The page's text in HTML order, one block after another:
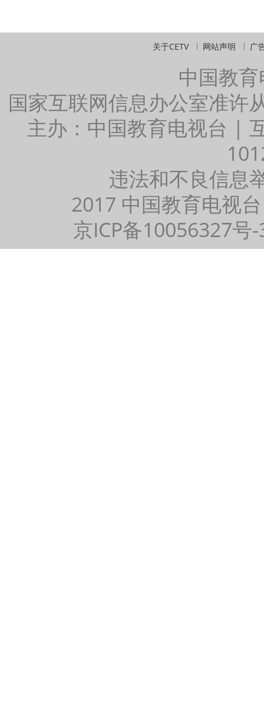
关于CETV 网站声明 广
中国教
国家互联网信息办公室准许
主办：中国教育电视台 |
违法和不良信息
2017 中国教育电视
京ICP备10056327号